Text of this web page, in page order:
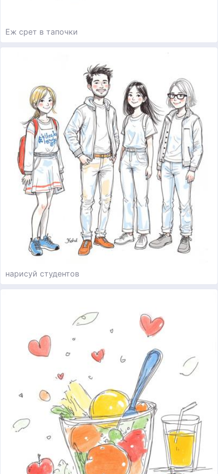
Еж срет в тапочки
нарисуй студентов